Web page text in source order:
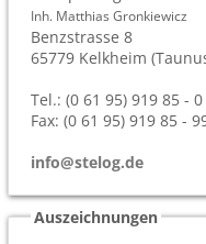
Inh. Matthias Gronkiewicz
Benzstrasse 8
65779 Kelkheim
Tel.: (0 61 95) 919 85 - 0
Fax: (0 61 95) 919 85 -
info@stelog.de
Auszeichnungen